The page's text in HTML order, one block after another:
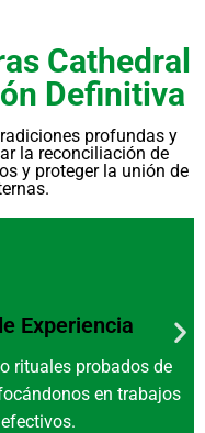
Cathedral
Definitiva
profundas y
la reconciliación de
y proteger la unión de
Experiencia
rituales probados de
en trabajos